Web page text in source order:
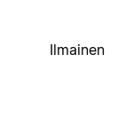
Ilmainen